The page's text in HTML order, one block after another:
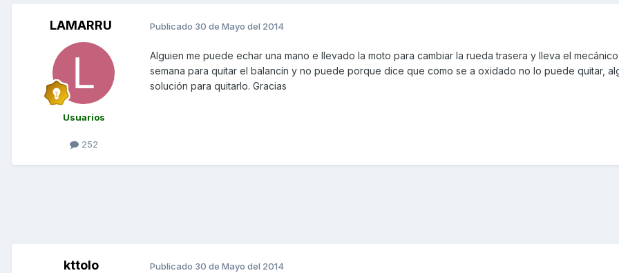
LAMARRU
Usuarios
252
Publicado 30 de Mayo del 2014
Alguien me puede echar una mano e llevado la moto para cambiar la rueda trasera y lleva el
semana para quitar el balancín y no puede porque dice que como se a oxidado no lo puede quitar,
solución para quitarlo. Gracias
kttolo Publicado 30 de Mayo del 2014